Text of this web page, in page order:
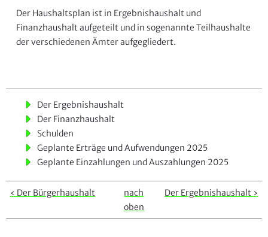
Der Haushaltsplan ist in Ergebnishaushalt und
Finanzhaushalt aufgeteilt und in sogenannte Teilhaushalte
der verschiedenen Ämter aufgegliedert.
Der Ergebnishaushalt
Der Finanzhaushalt
Schulden
Geplante Erträge und Aufwendungen 2025
Geplante Einzahlungen und Auszahlungen 2025
‹ Der Bürgerhaushalt
nach
oben
Der Ergebnishaushalt ›